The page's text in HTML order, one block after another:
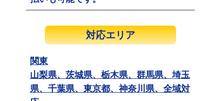
対応エリア
関東
山梨県、茨城県、栃木県、群馬県、埼玉
県、千葉県、東京都、神奈川県、全域対